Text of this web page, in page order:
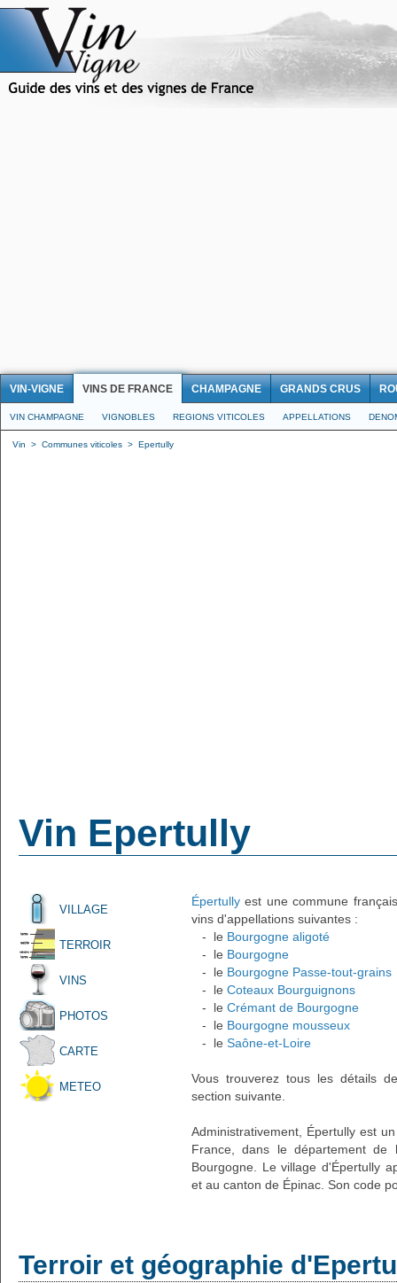
VIN-VIGNE VINS DE FRANCE CHAMPAGNE GRANDS CRUS
VIN CHAMPAGNE VIGNOBLES REGIONS VITICOLES APPELLATIONS
Vin > Communes viticoles > Epertully
Vin Epertully
VILLAGE
TERROIR
VINS
PHOTOS
CARTE
METEO
Épertully est une commune
vins d'appellations suivantes :
- le Bourgogne aligoté
- le Bourgogne
- le Bourgogne Passe-tout-grains
- le Coteaux Bourguignons
- le Crémant de Bourgogne
- le Bourgogne mousseux
- le Saône-et-Loire
Vous trouverez tous les détails
section suivante.
Administrativement, Épertully est
France, dans le département
Bourgogne. Le village d'Épertully
et au canton de Épinac. Son code
Terroir et géographie